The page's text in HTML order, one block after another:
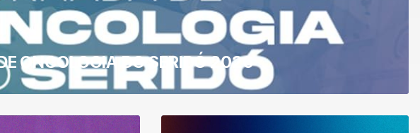
ONCOLOGIA DO SERIDÓ 2026